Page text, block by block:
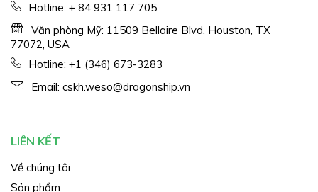
Hotline: + 84 931 117 705
Văn phòng Mỹ: 11509 Bellaire Blvd, Houston, TX
77072, USA
Hotline: +1 (346) 673-3283
Email: cskh.weso@dragonship.vn
LIÊN KẾT
Về chúng tôi
Sản phẩm